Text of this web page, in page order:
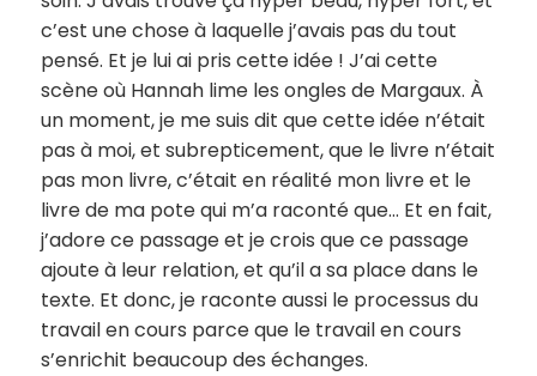
c’est une chose à laquelle j’avais pas du tout
pensé. Et je lui ai pris cette idée ! J’ai cette
scène où Hannah lime les ongles de Margaux. À
un moment, je me suis dit que cette idée n’était
pas à moi, et subrepticement, que le livre n’était
pas mon livre, c’était en réalité mon livre et le
livre de ma pote qui m’a raconté que… Et en fait,
j’adore ce passage et je crois que ce passage
ajoute à leur relation, et qu’il a sa place dans le
texte. Et donc, je raconte aussi le processus du
travail en cours parce que le travail en cours
s’enrichit beaucoup des échanges.